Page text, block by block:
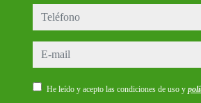
teléfono
e-mail
He leído y acepto las condiciones de uso y